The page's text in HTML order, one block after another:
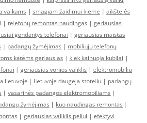
vaikams | smagiam žaidimui kieme | aikštelės
| telefonų remontas naudingas | geriausias
gendantys telefonai | geriausias maistas
| padangų žymėjimas | mobiliųjų telefonų
katėms geriausias | kiek kainuoja kubilai |
| geriausias vonios valiklis | elektromobiliu
lietuvoje | lietuvoje daugeja stoteliu | padangų
| vasarinės padangos elektromobiliams |
žymėjimas | kuo naudingas remontas |
| geriausias valiklis peliui | efektyvi